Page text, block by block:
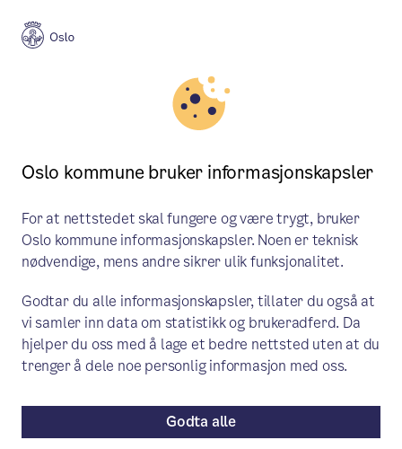
Velg tabell Velg variabler Vis resultat
MIL027: Uønskede fremmede
plantearter,
kjempebjørnekjeks og
tromsøpalme, 2004-2024
Informasjon om tabellen
Oslo kommune bruker informasjonskapsler
For at nettstedet skal fungere og være trygt, bruker
Oslo kommune informasjonskapsler. Noen er teknisk
nødvendige, mens andre sikrer ulik funksjonalitet.
Godtar du alle informasjonskapsler, tillater du også at
vi samler inn data om statistikk og brukeradferd. Da
hjelper du oss med å lage et bedre nettsted uten at du
trenger å dele noe personlig informasjon med oss.
Godta alle